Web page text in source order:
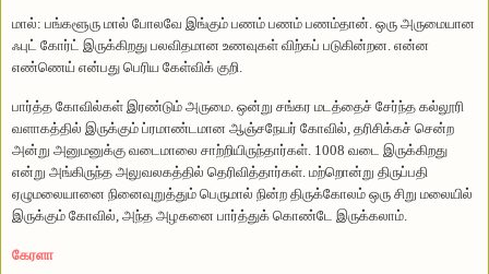
மால்: பங்களூரு மால் போலவே இங்கும் பணம் பணம் பணம்தான். ஒரு அருமையான
ஃபுட் கோர்ட் இருக்கிறது பலவிதமான உணவுகள் விற்கப் படுகின்றன. என்ன
எண்ணெய் என்பது பெரிய கேள்விக் குறி.
பார்த்த கோவில்கள் இரண்டும் அருமை. ஒன்று சங்கர மடத்தைச் சேர்ந்த கல்லூரி
வளாகத்தில் இருக்கும் ப்ரமாண்டமான ஆஞ்சநேயர் கோவில், தரிசிக்கச் சென்ற
அன்று அனுமனுக்கு வடைமாலை சாற்றியிருந்தார்கள். 1008 வடை இருக்கிறது
என்று அங்கிருந்த அலுவலகத்தில் தெரிவித்தார்கள். மற்றொன்று திருப்பதி
ஏழுமலையானை நினைவுறுத்தும் பெருமால் நின்ற திருக்கோலம் ஒரு சிறு மலையில்
இருக்கும் கோவில், அந்த அழகனை பார்த்துக் கொண்டே இருக்கலாம்.
கேரளா